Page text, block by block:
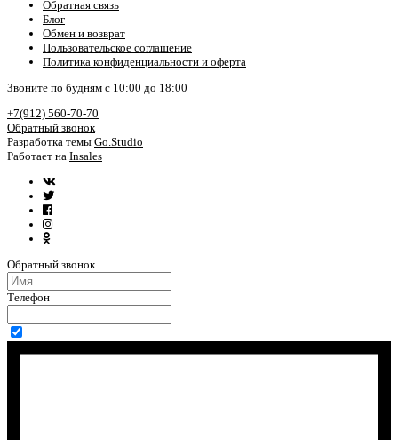
Обратная связь
Блог
Обмен и возврат
Пользовательское соглашение
Политика конфиденциальности и оферта
Звоните по будням с 10:00 до 18:00
+7(912) 560-70-70
Обратный звонок
Разработка темы Go.Studio
Работает на Insales
Обратный звонок
Телефон